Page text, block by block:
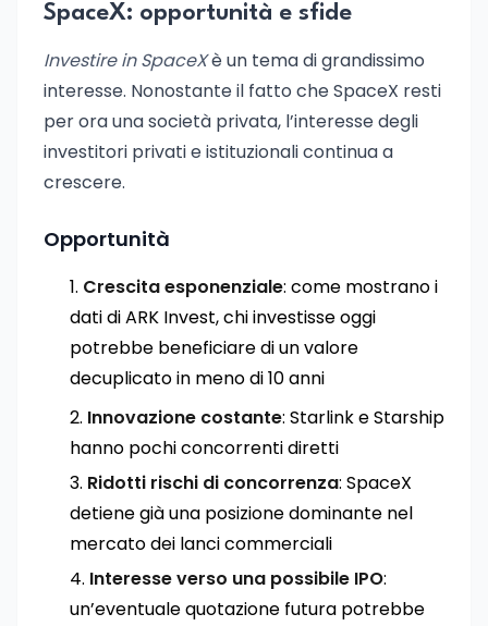
SpaceX: opportunità e sfide
Investire in SpaceXè un tema di grandissimo
interesse. Nonostante il fatto che SpaceX resti
per ora una società privata, l’interesse degli
investitori privati e istituzionali continua a
crescere.
Opportunità
Crescita esponenziale: come mostrano i
dati di ARK Invest, chi investisse oggi
potrebbe beneficiare di un valore
decuplicato in meno di 10 anni
Innovazione costante: Starlink e Starship
hanno pochi concorrenti diretti
Ridotti rischi di concorrenza: SpaceX
detiene già una posizione dominante nel
mercato dei lanci commerciali
Interesse verso una possibile IPO:
un’eventuale quotazione futura potrebbe